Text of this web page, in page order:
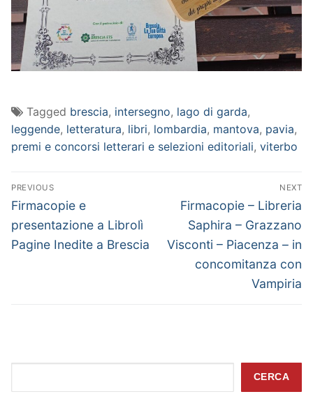
Tagged brescia, intersegno, lago di garda,
leggende, letteratura, libri, lombardia, mantova, pavia,
premi e concorsi letterari e selezioni editoriali, viterbo
Navigazione
articoli
PREVIOUS
Previous
post:
Firmacopie e
presentazione a Librolì
Pagine Inedite a Brescia
NEXT
Next
post:
Firmacopie – Libreria
Saphira – Grazzano
Visconti – Piacenza – in
concomitanza con
Vampiria
CERCA